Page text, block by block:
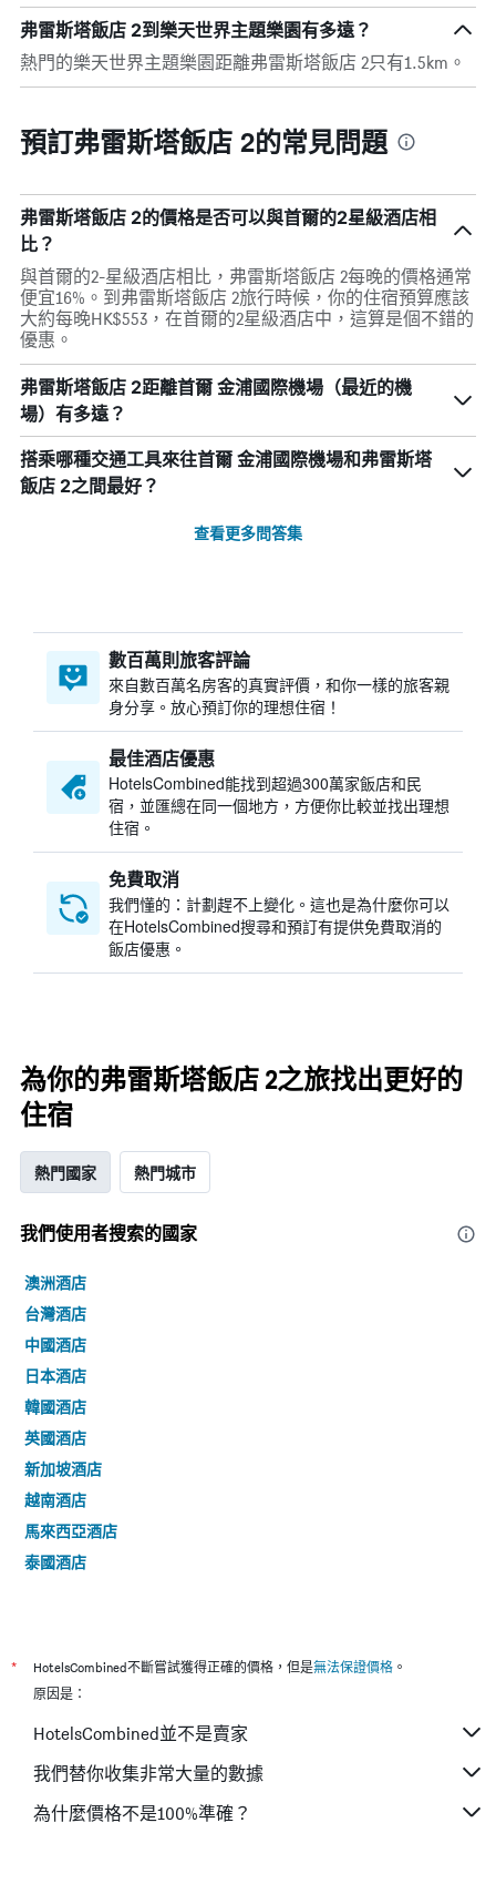
弗雷斯塔飯店 2到樂天世界主題樂園有多遠？
熱門的樂天世界主題樂園距離弗雷斯塔飯店 2只有1.5km。
預訂弗雷斯塔飯店 2的常見問題
弗雷斯塔飯店 2的價格是否可以與首爾的2星級酒店相
比？
與首爾的2-星級酒店相比，弗雷斯塔飯店 2每晚的價格通常
便宜16%。到弗雷斯塔飯店 2旅行時候，你的住宿預算應該
大約每晚HK$553，在首爾的2星級酒店中，這算是個不錯的
優惠。
弗雷斯塔飯店 2距離首爾 金浦國際機場（最近的機
場）有多遠？
搭乘哪種交通工具來往首爾 金浦國際機場和弗雷斯塔
飯店 2之間最好？
查看更多問答集
數百萬則旅客評論
來自數百萬名房客的真實評價，和你一樣的旅客親
身分享。放心預訂你的理想住宿！
最佳酒店優惠
HotelsCombined​能找到超過300萬家飯店和民
宿，並匯總在同一個地方，方便你比較並找出理想
住宿。
免費取消
我們懂的：計劃趕不上變化。這也是為什麼你可以
在HotelsCombined搜尋和預訂有提供免費取消的
飯店優惠。
為你的弗雷斯塔飯店 2之旅找出更好的
住宿
熱門國家 熱門城市
我們使用者搜索的國家
澳洲酒店
台灣酒店
中國酒店
日本酒店
韓國酒店
英國酒店
新加坡酒店
越南酒店
馬來西亞酒店
泰國酒店
* HotelsCombined不斷嘗試獲得正確的價格，但是無法保證價格 。
原因是：
HotelsCombined並不是賣家
我們替你收集非常大量的數據
為什麼價格不是100%準確？